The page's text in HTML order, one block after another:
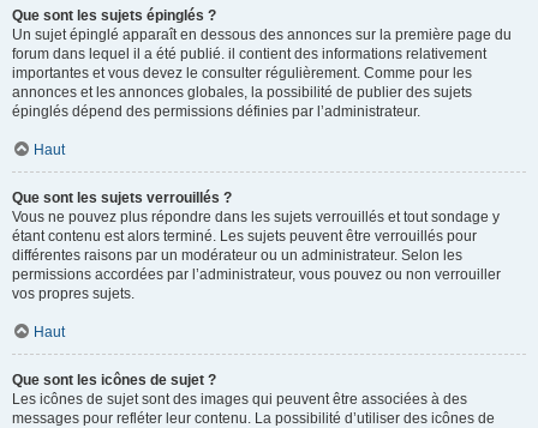
Que sont les sujets épinglés ?
Un sujet épinglé apparaît en dessous des annonces sur la première page du
forum dans lequel il a été publié. il contient des informations relativement
importantes et vous devez le consulter régulièrement. Comme pour les
annonces et les annonces globales, la possibilité de publier des sujets
épinglés dépend des permissions définies par l’administrateur.
Haut
Que sont les sujets verrouillés ?
Vous ne pouvez plus répondre dans les sujets verrouillés et tout sondage y
étant contenu est alors terminé. Les sujets peuvent être verrouillés pour
différentes raisons par un modérateur ou un administrateur. Selon les
permissions accordées par l’administrateur, vous pouvez ou non verrouiller
vos propres sujets.
Haut
Que sont les icônes de sujet ?
Les icônes de sujet sont des images qui peuvent être associées à des
messages pour refléter leur contenu. La possibilité d’utiliser des icônes de